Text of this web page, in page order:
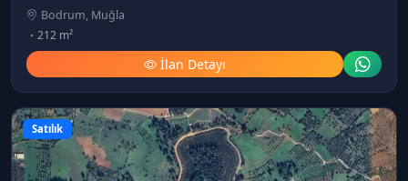
Bodrum, Muğla
212 m²
İlan Detayı
Satılık